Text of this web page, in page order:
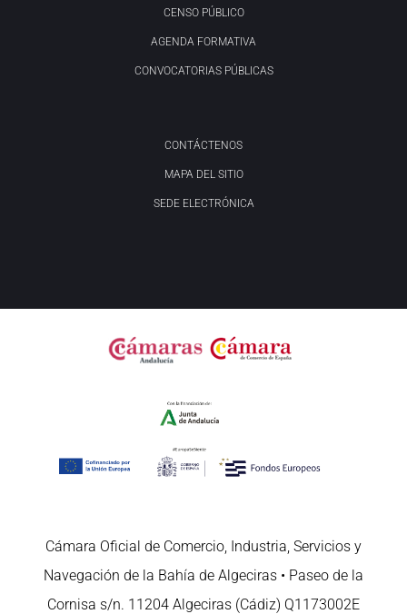
CENSO PÚBLICO
AGENDA FORMATIVA
CONVOCATORIAS PÚBLICAS
CONTÁCTENOS
MAPA DEL SITIO
SEDE ELECTRÓNICA
Cámara Oficial de Comercio, Industria, Servicios y
Navegación de la Bahía de Algeciras • Paseo de la
Cornisa s/n. 11204 Algeciras (Cádiz) Q1173002E